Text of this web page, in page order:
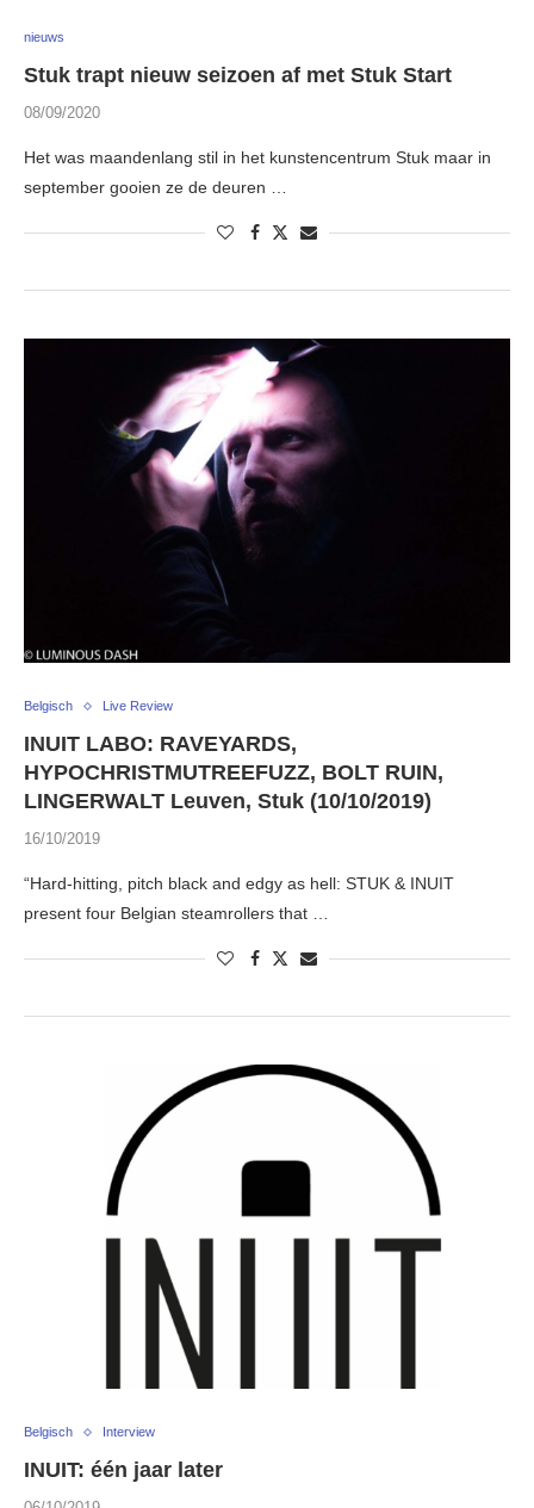
nieuws
Stuk trapt nieuw seizoen af met Stuk Start
08/09/2020
Het was maandenlang stil in het kunstencentrum Stuk maar in
september gooien ze de deuren …
Belgisch Live Review
INUIT LABO: RAVEYARDS,
HYPOCHRISTMUTREEFUZZ, BOLT RUIN,
LINGERWALT Leuven, Stuk (10/10/2019)
16/10/2019
“Hard-hitting, pitch black and edgy as hell: STUK & INUIT
present four Belgian steamrollers that …
Belgisch Interview
INUIT: één jaar later